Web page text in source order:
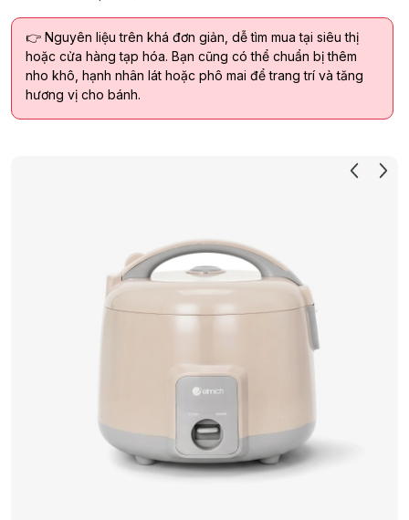
👉 Nguyên liệu trên khá đơn giản, dễ tìm mua tại siêu thị
hoặc cửa hàng tạp hóa. Bạn cũng có thể chuẩn bị thêm
nho khô, hạnh nhân lát hoặc phô mai để trang trí và tăng
hương vị cho bánh.